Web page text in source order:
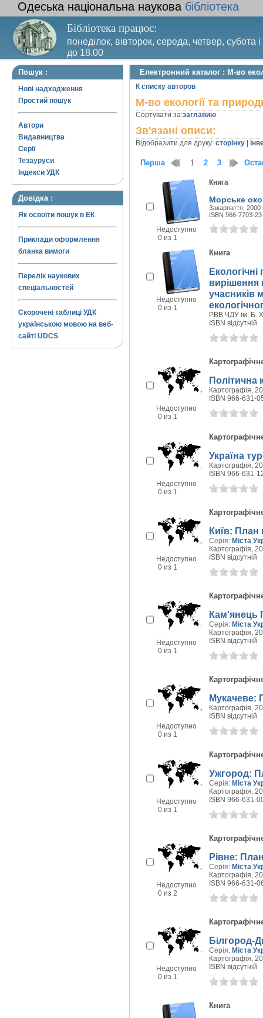
Одеська національна наукова бібліотека
Бібліотека працює:
понеділок, вівторок, середа, четвер, субота
до 18.00
Вихідний день – п’ятниця. Останній четвер
Пошук :
Нові надходження
Простий пошук
Автори
Видавництва
Серії
Тезауруси
Індекси УДК
Довідка :
Як освоїти пошук в ЕК
Приклади оформлення
бланка вимоги
Перелік наукових
спеціальностей
Скорочені таблиці УДК
українською мовою на веб-
сайті UDCS
Електронний каталог : М-во
К списку авторов
М-во екології та
Сортувати за:заглавию
Зв'язані описи:
Відобразити для друку: сторінку
Перша 1 2 3
Недоступно
0 из 1
Книга
Морське
Закарпаття, 2000
ISBN 966-7703-
Недоступно
0 из 1
Книга
вирішення
учасників
РВВ ЧДУ ім. Б.
ISBN відсутній
Недоступно
0 из 1
Політична
Картографія,
ISBN 966-631-
Недоступно
0 из 1
Україна
Картографія,
ISBN 966-631-
Недоступно
0 из 1
Київ: План
Серія: Міста
Картографія,
ISBN відсутній
Недоступно
0 из 1
Кам'янець
Серія: Міста
Картографія,
ISBN відсутній
Недоступно
0 из 1
Мукачеве:
Картографія,
ISBN відсутній
Недоступно
0 из 1
Ужгород:
Серія: Міста
Картографія,
ISBN 966-631-
Недоступно
0 из 2
Рівне:
Серія: Міста
Картографія,
ISBN 966-631-
Недоступно
0 из 1
Білгород-
Серія: Міста
Картографія,
ISBN відсутній
Книга